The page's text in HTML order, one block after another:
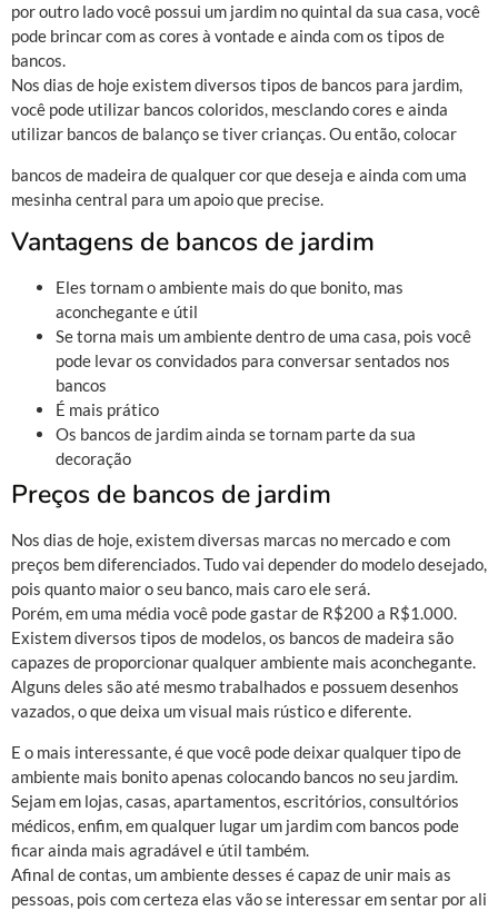
por outro lado você possui um jardim no quintal da sua casa, você
pode brincar com as cores à vontade e ainda com os tipos de
bancos.
Nos dias de hoje existem diversos tipos de bancos para jardim,
você pode utilizar bancos coloridos, mesclando cores e ainda
utilizar bancos de balanço se tiver crianças. Ou então, colocar
bancos de madeira de qualquer cor que deseja e ainda com uma
mesinha central para um apoio que precise.
Vantagens de bancos de jardim
Eles tornam o ambiente mais do que bonito, mas
aconchegante e útil
Se torna mais um ambiente dentro de uma casa, pois você
pode levar os convidados para conversar sentados nos
bancos
É mais prático
Os bancos de jardim ainda se tornam parte da sua
decoração
Preços de bancos de jardim
Nos dias de hoje, existem diversas marcas no mercado e com
preços bem diferenciados. Tudo vai depender do modelo desejado,
pois quanto maior o seu banco, mais caro ele será.
Porém, em uma média você pode gastar de R$200 a R$1.000.
Existem diversos tipos de modelos, os bancos de madeira são
capazes de proporcionar qualquer ambiente mais aconchegante.
Alguns deles são até mesmo trabalhados e possuem desenhos
vazados, o que deixa um visual mais rústico e diferente.
E o mais interessante, é que você pode deixar qualquer tipo de
ambiente mais bonito apenas colocando bancos no seu jardim.
Sejam em lojas, casas, apartamentos, escritórios, consultórios
médicos, enfim, em qualquer lugar um jardim com bancos pode
ficar ainda mais agradável e útil também.
Afinal de contas, um ambiente desses é capaz de unir mais as
pessoas, pois com certeza elas vão se interessar em sentar por ali